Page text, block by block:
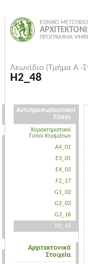
ΕΘΝΙΚΟ
ΠΡΟΓΡΑΜΜΑ
Λεωνίδιο (Τμήμα Α -
H2_48
Αντιπροσωπευτικοί
Τύποι
Χαρακτηριστικοί
Τύποι Κτισμάτων
A4_01
E3_05
E4_03
F2_17
G1_02
G2_03
G3_16
H2_48
Αρχιτεκτονικά
Στοιχεία